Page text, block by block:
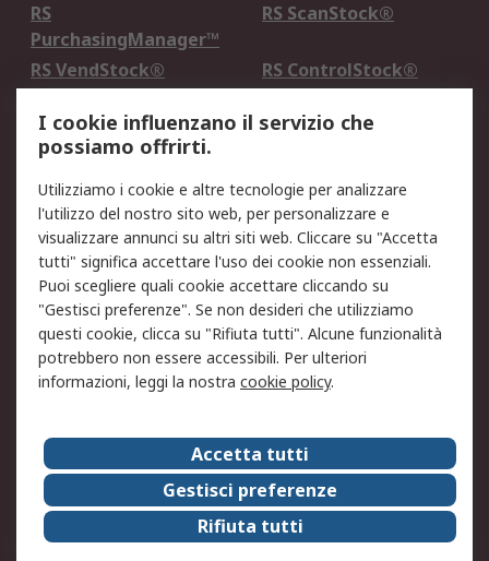
RS
PurchasingManager™
RS ScanStock®
RS VendStock®
RS ControlStock®
Legale
Informativa Cookie
Informativa Privacy -
Aggiornata
Email Security
Termini d'uso
Condizioni di vendita
Condizioni generali di
servizio
Etica e responsabilità
Chi Siamo
Chi Siamo
Contattaci
Supporto
ESG
Carriere
RS Group
Press Centre
Discovery: il Blog di RS
I cookie influenzano il servizio che
possiamo offrirti.
Utilizziamo i cookie e altre tecnologie per analizzare
l'utilizzo del nostro sito web, per personalizzare e
visualizzare annunci su altri siti web. Cliccare su "Accetta
tutti" significa accettare l'uso dei cookie non essenziali.
Puoi scegliere quali cookie accettare cliccando su
"Gestisci preferenze". Se non desideri che utilizziamo
questi cookie, clicca su "Rifiuta tutti". Alcune funzionalità
potrebbero non essere accessibili. Per ulteriori
informazioni, leggi la nostra cookie policy.
Accetta tutti
Gestisci preferenze
Rifiuta tutti